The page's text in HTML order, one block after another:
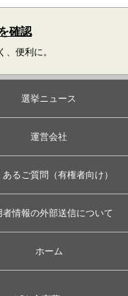
確認
、便利に。
選挙ニュース
運営会社
あるご質問（有権者向け）
者情報の外部送信について
ホーム